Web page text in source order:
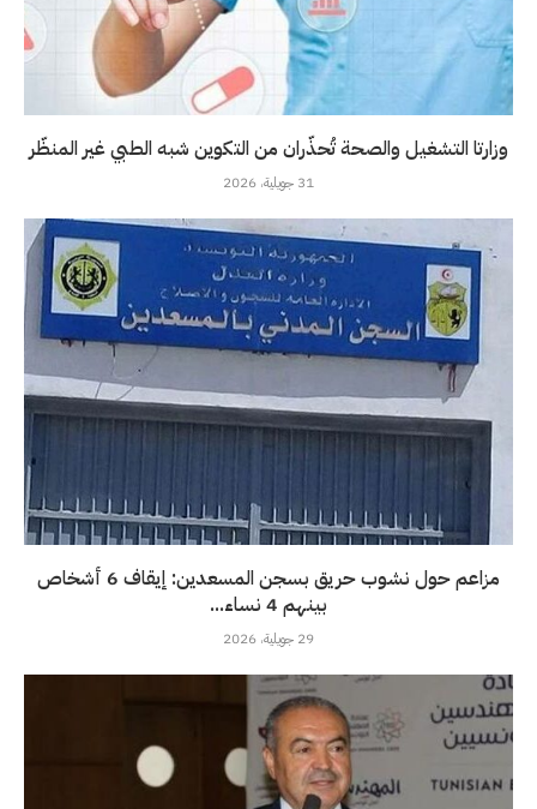
وزارتا التشغيل والصحة تُحذّران من التكوين شبه الطبي غير المنظّر
31 جويلية، 2026
مزاعم حول نشوب حريق بسجن المسعدين: إيقاف 6 أشخاص
بينهم 4 نساء...
29 جويلية، 2026